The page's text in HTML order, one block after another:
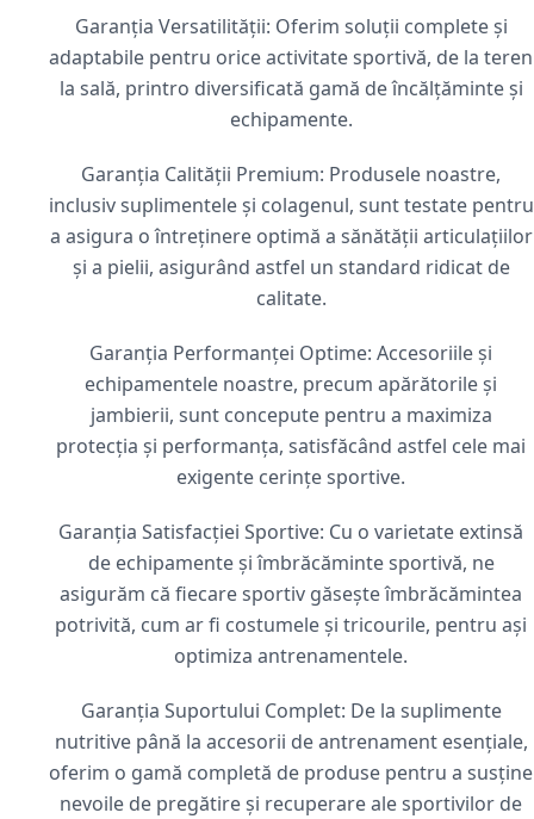
Garanția Versatilității: Oferim soluții complete și
adaptabile pentru orice activitate sportivă, de la teren
la sală, printro diversificată gamă de încălțăminte și
echipamente.
Garanția Calității Premium: Produsele noastre,
inclusiv suplimentele și colagenul, sunt testate pentru
a asigura o întreținere optimă a sănătății articulațiilor
și a pielii, asigurând astfel un standard ridicat de
calitate.
Garanția Performanței Optime: Accesoriile și
echipamentele noastre, precum apărătorile și
jambierii, sunt concepute pentru a maximiza
protecția și performanța, satisfăcând astfel cele mai
exigente cerințe sportive.
Garanția Satisfacției Sportive: Cu o varietate extinsă
de echipamente și îmbrăcăminte sportivă, ne
asigurăm că fiecare sportiv găsește îmbrăcămintea
potrivită, cum ar fi costumele și tricourile, pentru ași
optimiza antrenamentele.
Garanția Suportului Complet: De la suplimente
nutritive până la accesorii de antrenament esențiale,
oferim o gamă completă de produse pentru a susține
nevoile de pregătire și recuperare ale sportivilor de